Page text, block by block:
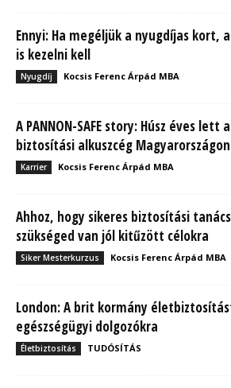
Ennyi: Ha megéljük a nyugdíjas kort,
is kezelni kell
Nyugdíj Kocsis Ferenc Árpád MBA
A PANNON-SAFE story: Húsz éves lett
biztosítási alkuszcég Magyarországon
Karrier Kocsis Ferenc Árpád MBA
Ahhoz, hogy sikeres biztosítási
szükséged van jól kitűzött célokra
Siker Mesterkurzus Kocsis Ferenc Árpád MBA
London: A brit kormány
egészségügyi dolgozókra
Életbiztosítás TUDÓSÍTÁS